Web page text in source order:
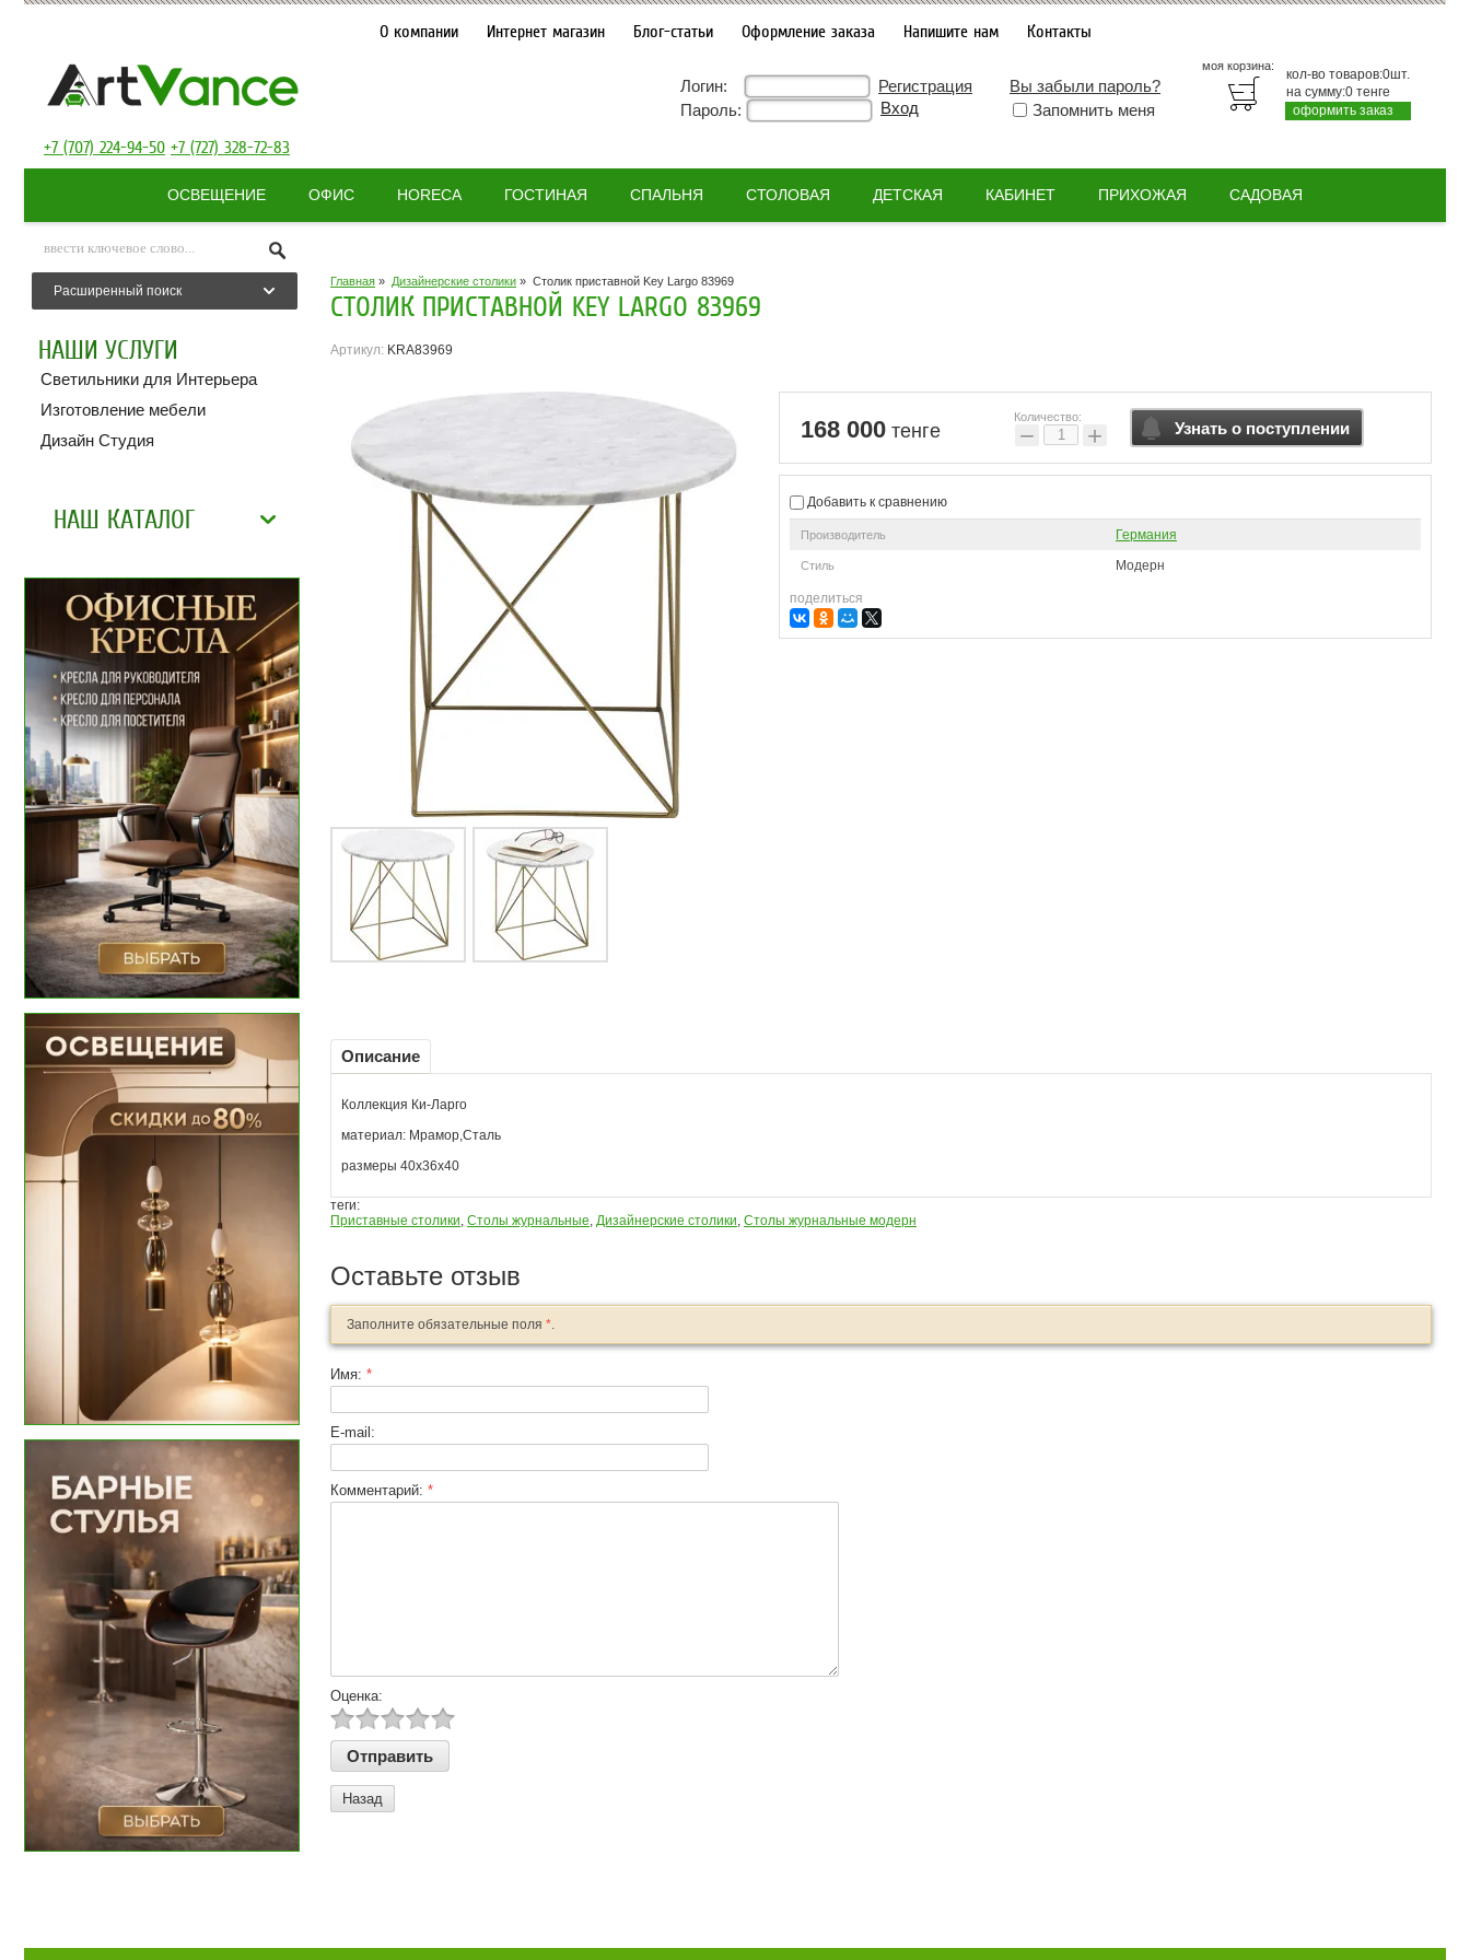
О компании Интернет магазин Блог-статьи Оформление заказа Напишите нам Контакты
Логин: Регистрация
Вы забыли пароль?
Пароль:
Запомнить меня
моя корзина:
кол-во товаров:0шт.
на сумму:0 тенге
оформить заказ
+7 (707) 224-94-50 +7 (727) 328-72-83
ОСВЕЩЕНИЕ ОФИС HORECA ГОСТИНАЯ СПАЛЬНЯ СТОЛОВАЯ ДЕТСКАЯ КАБИНЕТ ПРИХОЖАЯ САДОВАЯ
Расширенный поиск
НАШИ УСЛУГИ
Светильники для Интерьера
Изготовление мебели
Дизайн Студия
НАШ КАТАЛОГ
Главная » Дизайнерские столики » Столик приставной Key Largo 83969
СТОЛИК ПРИСТАВНОЙ KEY LARGO 83969
Артикул: KRA83969
168 000 тенге
Количество:
− + Узнать о поступлении
Добавить к сравнению
Производитель Германия
Стиль Модерн
поделиться
Описание
Коллекция Ки-Ларго
материал: Мрамор,Сталь
размеры 40x36x40
теги:
Приставные столики, Столы журнальные, Дизайнерские столики, Столы журнальные модерн
Оставьте отзыв
Заполните обязательные поля *.
Имя: *
E-mail:
Комментарий: *
Оценка:
Назад